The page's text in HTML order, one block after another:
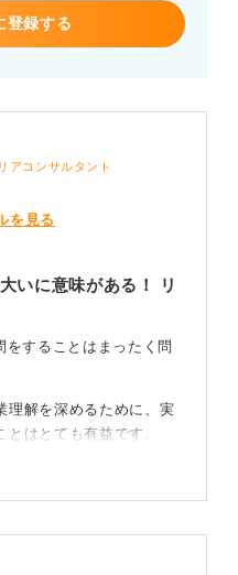
登録する
アコンサルタント
を見る
いに意味がある！ リ
をすることはまったく問
理解を深めるために、実
はとても有益です。